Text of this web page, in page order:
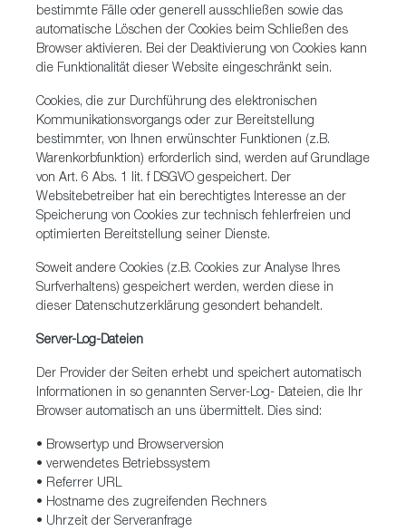
bestimmte Fälle oder generell ausschließen sowie das
automatische Löschen der Cookies beim Schließen des
Browser aktivieren. Bei der Deaktivierung von Cookies kann
die Funktionalität dieser Website eingeschränkt sein.
Cookies, die zur Durchführung des elektronischen
Kommunikationsvorgangs oder zur Bereitstellung
bestimmter, von Ihnen erwünschter Funktionen (z.B.
Warenkorbfunktion) erforderlich sind, werden auf Grundlage
von Art. 6 Abs. 1 lit. f DSGVO gespeichert. Der
Websitebetreiber hat ein berechtigtes Interesse an der
Speicherung von Cookies zur technisch fehlerfreien und
optimierten Bereitstellung seiner Dienste.
Soweit andere Cookies (z.B. Cookies zur Analyse Ihres
Surfverhaltens) gespeichert werden, werden diese in
dieser Datenschutzerklärung gesondert behandelt.
Server-Log-Dateien
Der Provider der Seiten erhebt und speichert automatisch
Informationen in so genannten Server-Log- Dateien, die Ihr
Browser automatisch an uns übermittelt. Dies sind:
• Browsertyp und Browserversion
• verwendetes Betriebssystem
• Referrer URL
• Hostname des zugreifenden Rechners
• Uhrzeit der Serveranfrage